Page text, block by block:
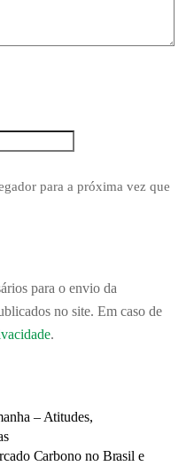
para a próxima vez que
para o envio da
no site. Em caso de
.
– Atitudes,
Carbono no Brasil e